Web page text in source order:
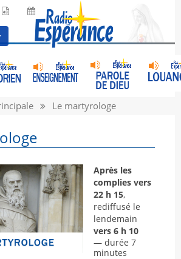
Le martyrologe
Après les
complies vers
22 h 15,
rediffusé le
lendemain
vers 6 h 10
— durée 7
minutes